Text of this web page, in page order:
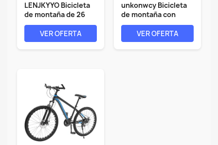
LENJKYYO Bicicleta
de montaña de 26
pulgadas,...
VER OFERTA
unkonwcy Bicicleta
de montaña con
freno de...
VER OFERTA